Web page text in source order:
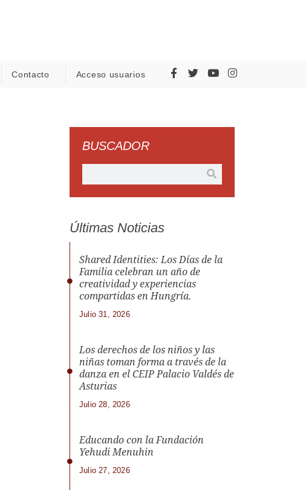
Contacto Acceso usuarios
BUSCADOR
Últimas Noticias
Shared Identities: Los Días de la
Familia celebran un año de
creatividad y experiencias
compartidas en Hungría.
Julio 31, 2026
Los derechos de los niños y las
niñas toman forma a través de la
danza en el CEIP Palacio Valdés de
Asturias
Julio 28, 2026
Educando con la Fundación
Yehudi Menuhin
Julio 27, 2026